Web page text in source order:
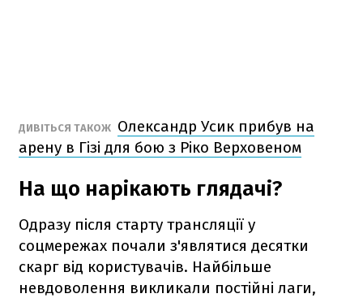
ДИВІТЬСЯ ТАКОЖ Олександр Усик прибув на
арену в Гізі для бою з Ріко Верховеном
На що нарікають глядачі?
Одразу після старту трансляції у
соцмережах почали з'являтися десятки
скарг від користувачів. Найбільше
невдоволення викликали постійні лаги,